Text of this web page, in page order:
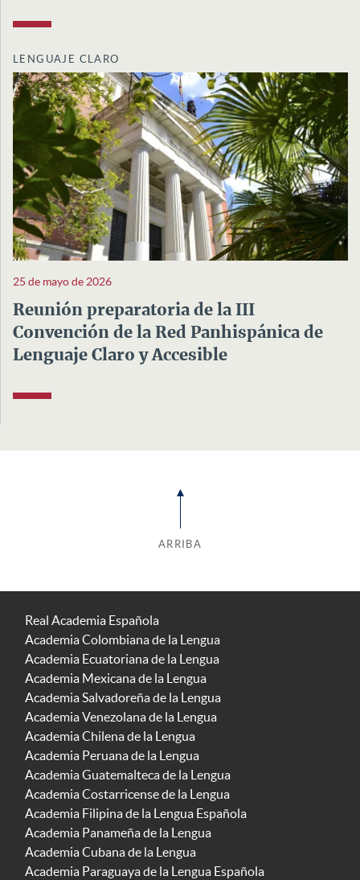
LENGUAJE CLARO
25 de mayo de 2026
Reunión preparatoria de la III
Convención de la Red Panhispánica de
Lenguaje Claro y Accesible
ARRIBA
Real Academia Española
Academia Colombiana de la Lengua
Academia Ecuatoriana de la Lengua
Academia Mexicana de la Lengua
Academia Salvadoreña de la Lengua
Academia Venezolana de la Lengua
Academia Chilena de la Lengua
Academia Peruana de la Lengua
Academia Guatemalteca de la Lengua
Academia Costarricense de la Lengua
Academia Filipina de la Lengua Española
Academia Panameña de la Lengua
Academia Cubana de la Lengua
Academia Paraguaya de la Lengua Española